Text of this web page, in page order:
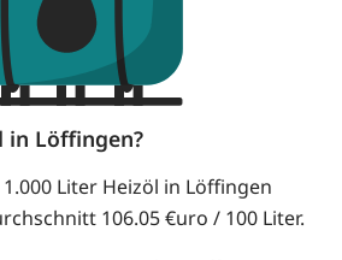
in Löffingen?
Liter Heizöl in Löffingen
106.05 €uro / 100 Liter.